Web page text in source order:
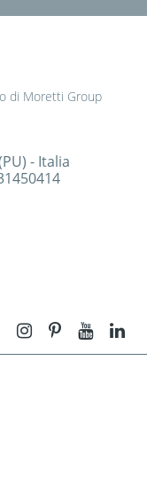
di Moretti Group
- Italia